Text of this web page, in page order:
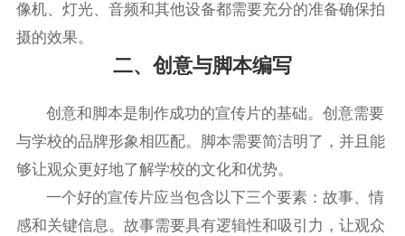
像机、灯光、音频和其他设备都需要充分的准备确保拍
摄的效果。
二、创意与脚本编写
创意和脚本是制作成功的宣传片的基础。创意需要
与学校的品牌形象相匹配。脚本需要简洁明了，并且能
够让观众更好地了解学校的文化和优势。
一个好的宣传片应当包含以下三个要素：故事、情
感和关键信息。故事需要具有逻辑性和吸引力，让观众